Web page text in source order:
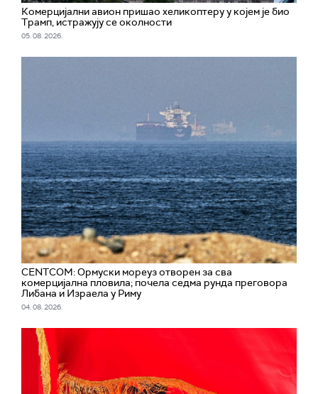
Комерцијални авион пришао хеликоптеру у којем је био
Трамп, истражују се околности
05. 08. 2026.
CENTCOM: Ормуски мореуз отворен за сва
комерцијална пловила; почела седма рунда преговора
Либана и Израела у Риму
04. 08. 2026.